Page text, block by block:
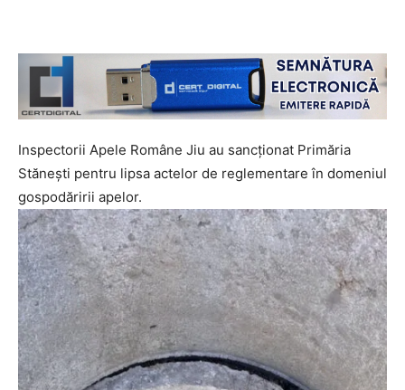
Inspectorii Apele Române Jiu au sancționat Primăria
Stănești pentru lipsa actelor de reglementare în domeniul
gospodăririi apelor.